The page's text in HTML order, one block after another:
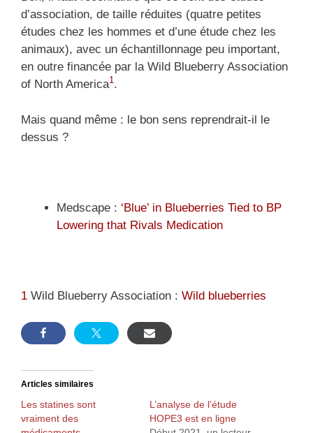
d’association, de taille réduites (quatre petites
études chez les hommes et d’une étude chez les
animaux), avec un échantillonnage peu important,
en outre financée par la Wild Blueberry Association
of North America1.
Mais quand même : le bon sens reprendrait-il le
dessus ?
Medscape : ‘Blue’ in Blueberries Tied to BP
Lowering that Rivals Medication
1 Wild Blueberry Association : Wild blueberries
Articles similaires
Les statines sont
vraiment des
L’analyse de l’étude
HOPE3 est en ligne